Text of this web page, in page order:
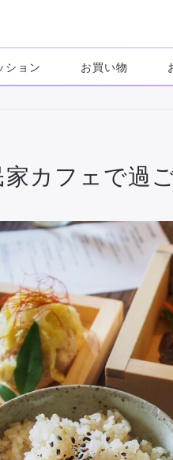
ション お買い物
カフェで過